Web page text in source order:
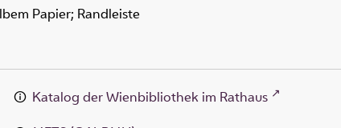
Papier; Randleiste
Katalog der Wienbibliothek im Rathaus